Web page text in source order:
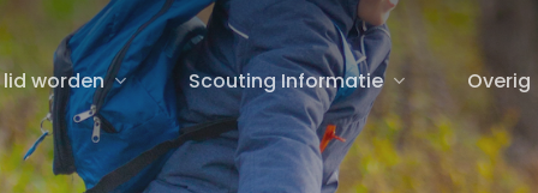
lid worden Scouting Informatie Overig